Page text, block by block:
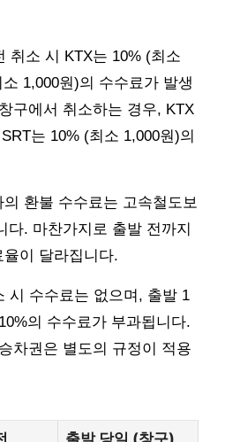
취소 시 KTX는 10% (최소
1,000원)의 수수료가 발생
구에서 취소하는 경우, KTX
는 10% (최소 1,000원)의
환불 수수료는 고속철도보
다. 마찬가지로 출발 전까지
이 달라집니다.
시 수수료는 없으며, 출발 1
의 수수료가 부과됩니다.
차권은 별도의 규정이 적용
출발 당일 (창구)